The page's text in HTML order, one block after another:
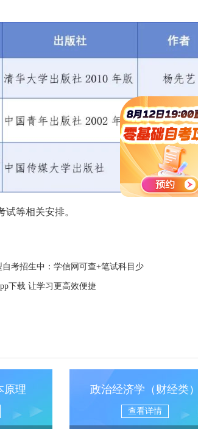
等相关安排。
自考招生中：学信网可查+笔试科目少
下载 让学习更高效便捷
原理 政治经济学（财经类）
查看详情